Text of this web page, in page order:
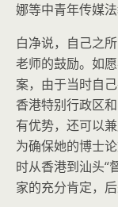
娜等中青年传媒
白净说，自己之
老师的鼓励。如
案，由于当时自
香港特别行政区
有优势，还可以
为确保她的博士
时从香港到汕头“
家的充分肯定，后